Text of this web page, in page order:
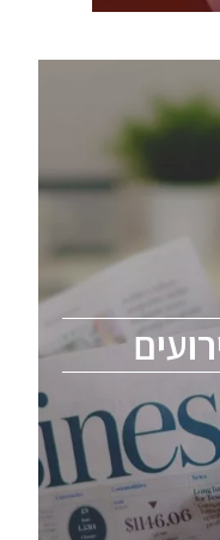
מומחים מקצועיים
ChipEx2026
2026. The
everyone
industry,
experts, and